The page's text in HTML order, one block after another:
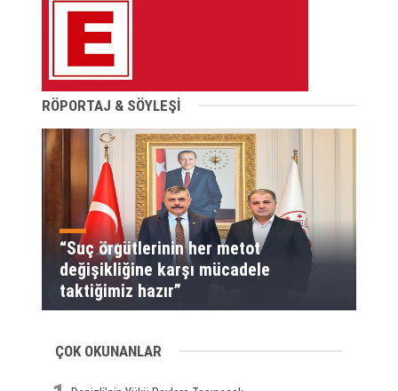
RÖPORTAJ & SÖYLEŞİ
“Suç örgütlerinin her metot
değişikliğine karşı mücadele
taktiğimiz hazır”
ÇOK OKUNANLAR